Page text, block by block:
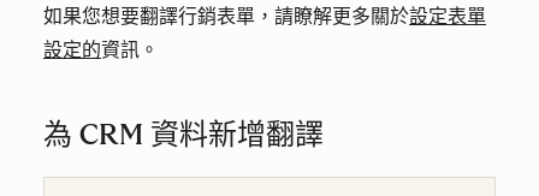
如果您想要翻譯行銷表單，請瞭解更多關於設定表單
設定的資訊。
為 CRM 資料新增翻譯